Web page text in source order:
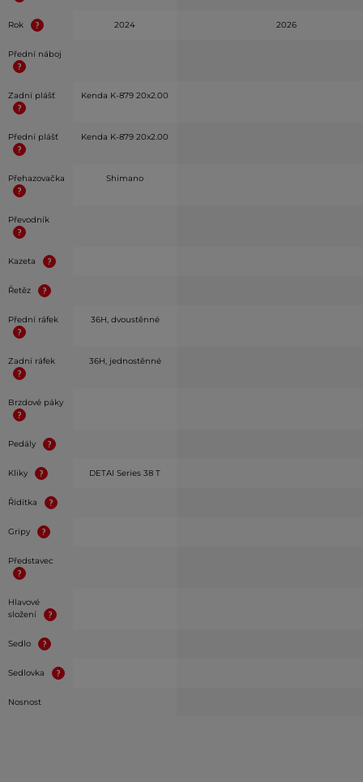
Rok 2024 2026
Přední náboj
Zadní plášť Kenda K-879 20x2.00
Přední plášť Kenda K-879 20x2.00
Přehazovačka Shimano
Převodník
Kazeta
Řetěz
Přední ráfek 36H, dvoustěnné
Zadní ráfek 36H, jednostěnné
Brzdové páky
Pedály
Kliky DETAI Series 38 T
Řídítka
Gripy
Představec
Hlavové
složení
Sedlo
Sedlovka
Nosnost